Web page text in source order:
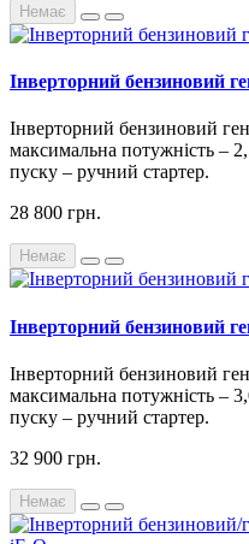
Немає
Інверторний бензиновий
Інверторний бензиновий
максимальна потужність –
пуску – ручний стартер.
28 800 грн.
Немає
Інверторний бензиновий
Інверторний бензиновий
максимальна потужність –
пуску – ручний стартер.
32 900 грн.
Немає